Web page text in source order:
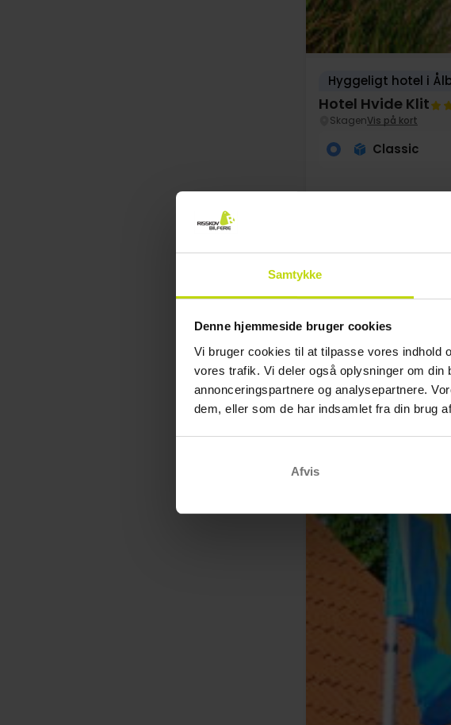
Samtykke
Denne hjemmeside bruger cookies
Vi bruger cookies til at tilpasse vores indhold
vores trafik. Vi deler også oplysninger om
annonceringspartnere og analysepartnere.
dem, eller som de har indsamlet fra din brug
Afvis
Hyggeligt hotel i
Hotel Hvide Klit
SkagenVis på kort
Classic
FÅ TILBAGE
Aug pp